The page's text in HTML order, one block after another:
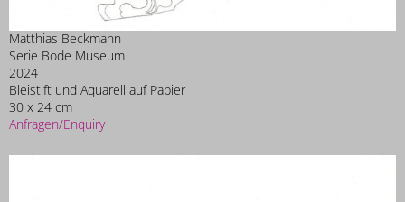
Matthias Beckmann
Serie Bode Museum
2024
Bleistift und Aquarell auf Papier
30 x 24 cm
Anfragen/Enquiry